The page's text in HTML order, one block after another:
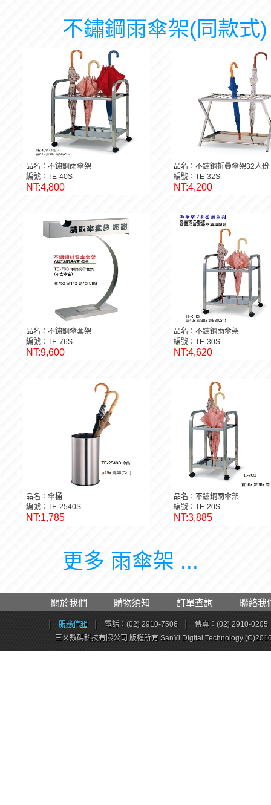
不鏽鋼雨傘架(同款式)
品名：不鏽鋼雨傘架
編號：TE-40S
NT:4,800
品名：不鏽鋼折疊傘架32人份
編號：TE-32S
NT:4,200
品名：不鏽鋼傘套架
編號：TE-76S
NT:9,600
品名：不鏽鋼雨傘架
編號：TE-30S
NT:4,620
品名：傘桶
編號：TE-2540S
NT:1,785
品名：不鏽鋼雨傘架
編號：TE-20S
NT:3,885
更多 雨傘架 ...
關於我們 購物須知 訂單查詢 聯絡我
服務信箱 電話：(02) 2910-7506
傳真：(02) 2910-0205
三乂數碼科技有限公司 版權所有 SanYi Digital Technology